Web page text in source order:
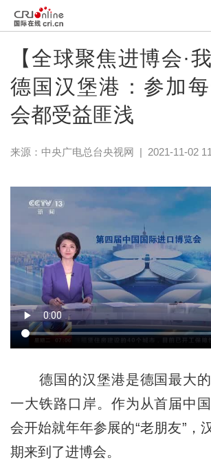
【全球聚焦进博会·
德国汉堡港：参加
会都受益匪浅
来源： 中央广电总台央视网 | 2021-11-02
德国的汉堡港是德国最大的
一大铁路口岸。作为从首届中
会开始就年年参展的“老朋友”，
期来到了进博会。